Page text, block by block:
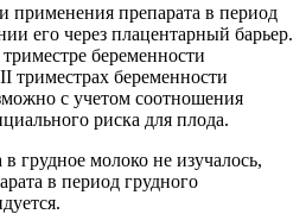
применения препарата в период
его через плацентарный барьер.
беременности
триместрах беременности
с учетом соотношения
риска для плода.
грудное молоко не изучалось,
в период грудного